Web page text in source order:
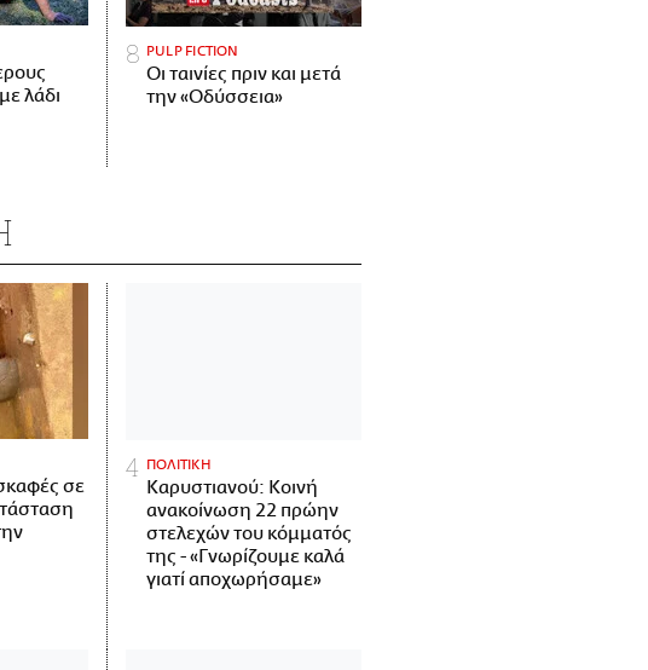
λάδι
PULP FICTION
Οι ταινίες πριν και μετά
την «Οδύσσεια»
σε
ΠΟΛΙΤΙΚΗ
Καρυστιανού: Κοινή
ανακοίνωση 22 πρώην
στελεχών του κόμματός
της - «Γνωρίζουμε καλά
γιατί αποχωρήσαμε»